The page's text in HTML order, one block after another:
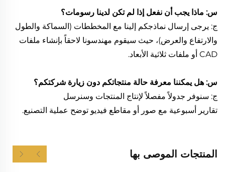
س: ماذا يجب أن نفعل إذا لم تكن لدينا رسومات؟
ج: يرجى إرسال نماذجكم إلينا مع المخططات (السماكة والطول
والارتفاع والعرض)، حيث سيقوم مهندسونا لاحقاً بإنشاء ملفات
CAD أو ملفات ثلاثية الأبعاد.
س: هل يمكننا معرفة حالة منتجاتكم دون زيارة شركتكم؟
ج: سنوفر جدولاً مفصلاً لإنتاج المنتجات وسنرسل
تقارير أسبوعية مع صور أو مقاطع فيديو توضح عملية التصنيع.
المنتجات الموصى بها